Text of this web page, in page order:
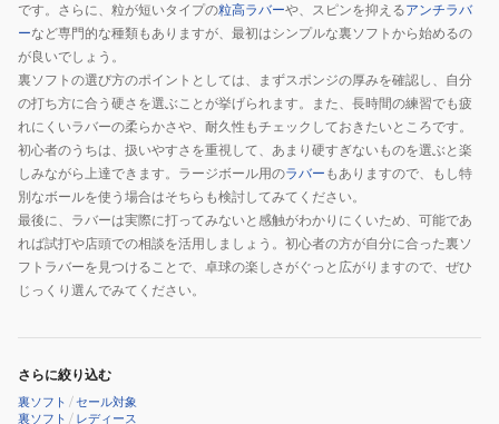
です。さらに、粒が短いタイプの粒高ラバーや、スピンを抑えるアンチラバ
ーなど専門的な種類もありますが、最初はシンプルな裏ソフトから始めるの
が良いでしょう。
裏ソフトの選び方のポイントとしては、まずスポンジの厚みを確認し、自分
の打ち方に合う硬さを選ぶことが挙げられます。また、長時間の練習でも疲
れにくいラバーの柔らかさや、耐久性もチェックしておきたいところです。
初心者のうちは、扱いやすさを重視して、あまり硬すぎないものを選ぶと楽
しみながら上達できます。ラージボール用のラバー もありますので、もし特
別なボールを使う場合はそちらも検討してみてください。
最後に、ラバーは実際に打ってみないと感触がわかりにくいため、可能であ
れば試打や店頭での相談を活用しましょう。初心者の方が自分に合った裏ソ
フトラバーを見つけることで、卓球の楽しさがぐっと広がりますので、ぜひ
じっくり選んでみてください。
さらに絞り込む
裏ソフト /セール対象
裏ソフト / レディース